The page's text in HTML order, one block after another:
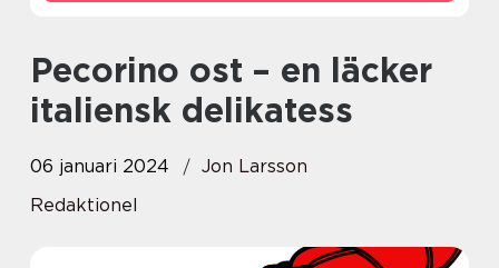
Pecorino ost – en läcker
italiensk delikatess
06 januari 2024
Jon Larsson
Redaktionel